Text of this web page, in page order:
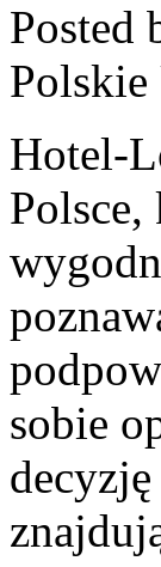
Posted
Hotel-
sobie